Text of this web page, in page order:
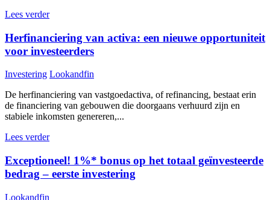
Lees verder
Herfinanciering van activa: een nieuwe opportuniteit
voor investeerders
Investering Lookandfin
De herfinanciering van vastgoedactiva, of refinancing, bestaat erin
de financiering van gebouwen die doorgaans verhuurd zijn en
stabiele inkomsten genereren,...
Lees verder
Exceptioneel! 1%* bonus op het totaal geïnvesteerde
bedrag – eerste investering
Lookandfin